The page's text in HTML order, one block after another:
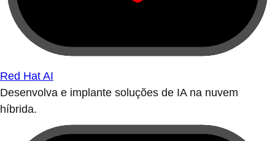
Red Hat AI
Desenvolva e implante soluções de IA na nuvem
híbrida.